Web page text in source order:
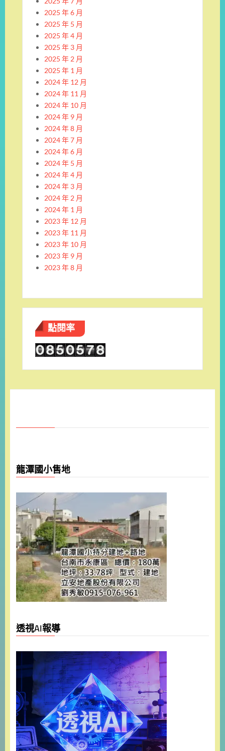
2025 年 6 月
2025 年 5 月
2025 年 4 月
2025 年 3 月
2025 年 2 月
2025 年 1 月
2024 年 12 月
2024 年 11 月
2024 年 10 月
2024 年 9 月
2024 年 8 月
2024 年 7 月
2024 年 6 月
2024 年 5 月
2024 年 4 月
2024 年 3 月
2024 年 2 月
2024 年 1 月
2023 年 12 月
2023 年 11 月
2023 年 10 月
2023 年 9 月
2023 年 8 月
點閱率
龍潭國小售地
透視AI報導